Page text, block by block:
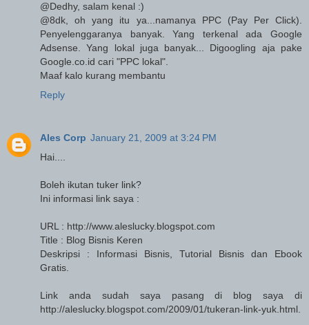
@Dedhy, salam kenal :)
@8dk, oh yang itu ya...namanya PPC (Pay Per Click).
Penyelenggaranya banyak. Yang terkenal ada Google
Adsense. Yang lokal juga banyak... Digoogling aja pake
Google.co.id cari "PPC lokal".
Maaf kalo kurang membantu
Reply
Ales Corp January 21, 2009 at 3:24 PM
Hai....
Boleh ikutan tuker link?
Ini informasi link saya :
URL : http://www.aleslucky.blogspot.com
Title : Blog Bisnis Keren
Deskripsi : Informasi Bisnis, Tutorial Bisnis dan Ebook
Gratis.
Link anda sudah saya pasang di blog saya di
http://aleslucky.blogspot.com/2009/01/tukeran-link-yuk.html.